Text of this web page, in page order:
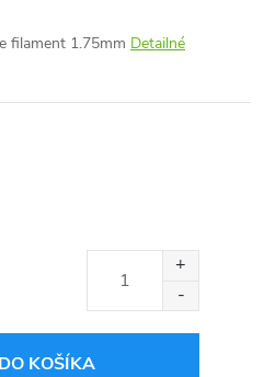
filament 1.75mm Detailné
KOŠÍKA